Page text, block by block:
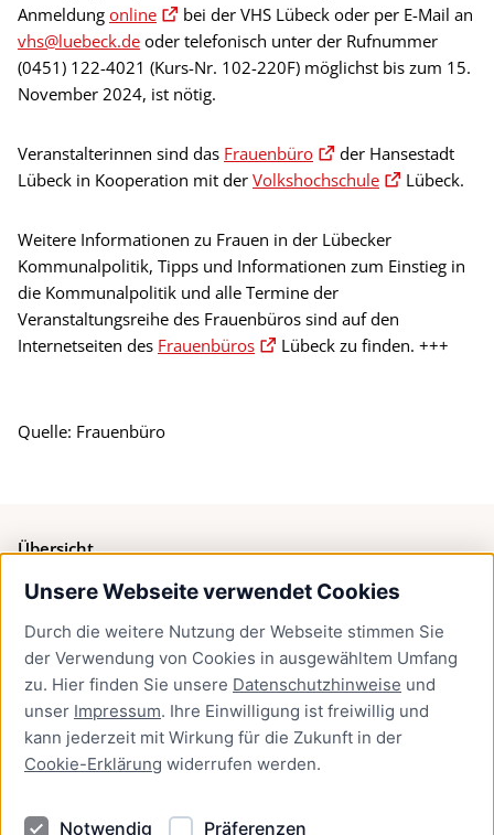
Unsere Webseite verwendet Cookies
Durch die weitere Nutzung der Webseite stimmen Sie
der Verwendung von Cookies in ausgewähltem Umfang
zu. Hier finden Sie unsere Datenschutzhinweise und
unser Impressum. Ihre Einwilligung ist freiwillig und
kann jederzeit mit Wirkung für die Zukunft in der
Cookie-Erklärung widerrufen werden.
Notwendig Präferenzen
Anmeldung online
bei der VHS Lübeck oder per E-Mail an
vhs@luebeck.de oder telefonisch unter der Rufnummer
(0451) 122-4021 (Kurs-Nr. 102-220F) möglichst bis zum 15.
November 2024, ist nötig.
Veranstalterinnen sind das Frauenbüro
der Hansestadt
Lübeck in Kooperation mit der Volkshochschule Lübeck.
Weitere Informationen zu Frauen in der Lübecker
Kommunalpolitik, Tipps und Informationen zum Einstieg in
die Kommunalpolitik und alle Termine der
Veranstaltungsreihe des Frauenbüros sind auf den
Internetseiten des Frauenbüros Lübeck zu finden. +++
Quelle: Frauenbüro
Übersicht
Bürgerservice
Presse
Newsletter Lübeck:kompakt
Kontakt
Kontakt